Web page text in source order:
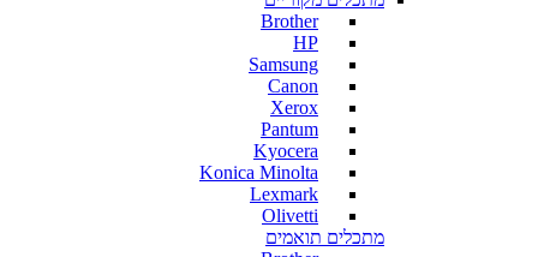
Brother
HP
Samsung
Canon
Xerox
Pantum
Kyocera
Konica Minolta
Lexmark
Olivetti
מתכלים תואמים